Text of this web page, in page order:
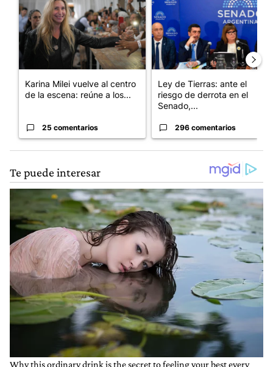
Karina Milei vuelve al centro
de la escena: reúne a los...
25 comentarios
Ley de Tierras: ante el
riesgo de derrota en el
Senado,...
296 comentarios